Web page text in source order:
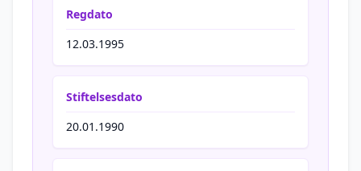
Regdato
12.03.1995
Stiftelsesdato
20.01.1990